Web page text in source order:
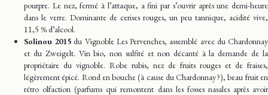
pourpre. Le nez, fermé à l’attaque, a fini par s’ouvrir après une demi-heure
dans le verre. Dominante de cerises rouges, un peu tannique, acidité vive,
11,5 % d’alcool.
Solinou 2015 du Vignoble Les Pervenches, assemblé avec du Chardonnay
et du Zweigelt. Vin bio, non sulfité et non décanté à la demande de la
propriétaire du vignoble. Robe rubis, nez de fruits rouges et de fraises,
légèrement épicé. Rond en bouche (à cause du Chardonnay ?), beau fruit en
rétro olfaction (parfums qui remontent dans les fosses nasales après avoir